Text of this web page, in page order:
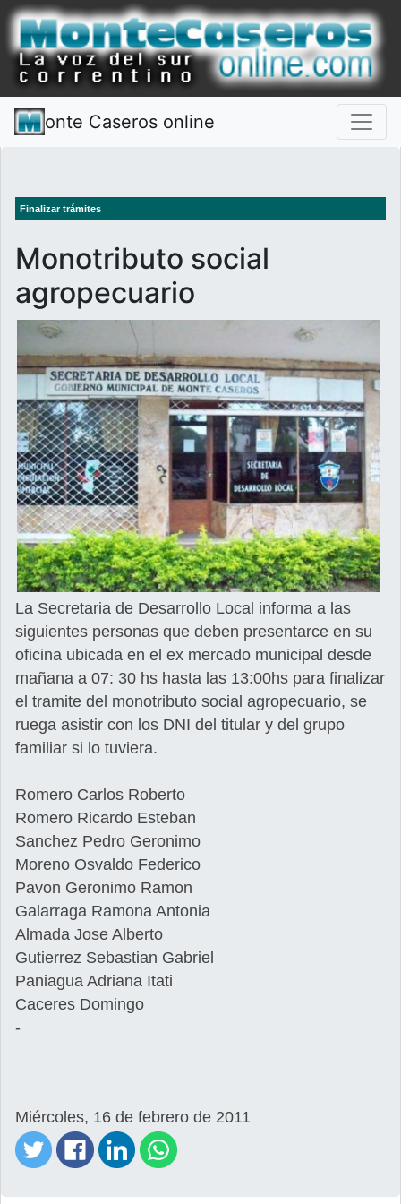
onte Caseros online
Finalizar trámites
Monotributo social
agropecuario
La Secretaria de Desarrollo Local informa a las
siguientes personas que deben presentarce en su
oficina ubicada en el ex mercado municipal desde
mañana a 07: 30 hs hasta las 13:00hs para finalizar
el tramite del monotributo social agropecuario, se
ruega asistir con los DNI del titular y del grupo
familiar si lo tuviera.
Romero Carlos Roberto
Romero Ricardo Esteban
Sanchez Pedro Geronimo
Moreno Osvaldo Federico
Pavon Geronimo Ramon
Galarraga Ramona Antonia
Almada Jose Alberto
Gutierrez Sebastian Gabriel
Paniagua Adriana Itati
Caceres Domingo
-
Miércoles, 16 de febrero de 2011